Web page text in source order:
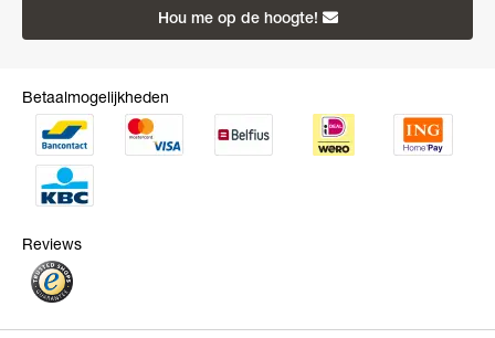
Hou me op de hoogte!
Betaalmogelijkheden
Reviews